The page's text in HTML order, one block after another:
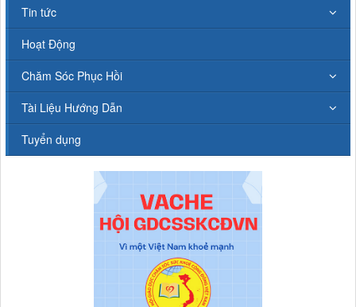
Tin tức
Hoạt Động
Chăm Sóc Phục Hồi
Tài Liệu Hướng Dẫn
Tuyển dụng